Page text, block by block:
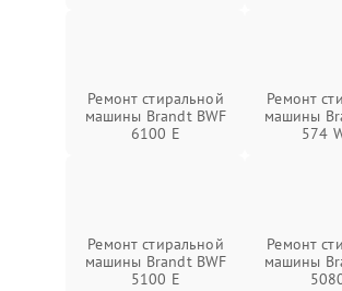
Ремонт стиральной
машины Brandt BWF
6100 E
Ремонт
машины
574
Ремонт стиральной
машины Brandt BWF
5100 E
Ремонт
машины